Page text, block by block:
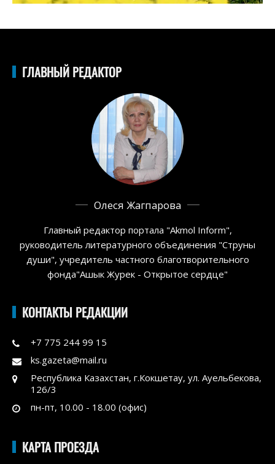
ГЛАВНЫЙ РЕДАКТОР
Олеся Жагпарова
Главный редактор портала "Akmol Inform",
руководитель литературного объединения "Струны
души", учредитель частного благотворительного
фонда"Ашык Журек - Открытое сердце"
КОНТАКТЫ РЕДАКЦИИ
+7 775 244 99 15
ks.gazeta@mail.ru
Республика Казахстан, г.Кокшетау, ул. Ауельбекова,
126/3
пн-пт, 10.00 - 18.00 (офис)
КАРТА ПРОЕЗДА